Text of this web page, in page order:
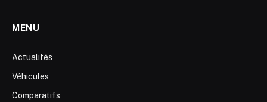
MENU
Actualités
Véhicules
Comparatifs